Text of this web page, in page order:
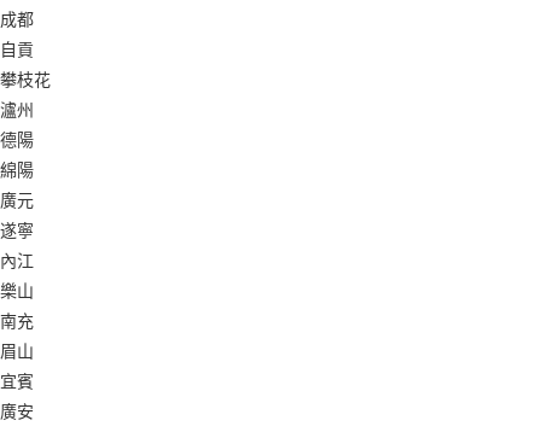
成都
自貢
攀枝花
瀘州
德陽
綿陽
廣元
遂寧
內江
樂山
南充
眉山
宜賓
廣安